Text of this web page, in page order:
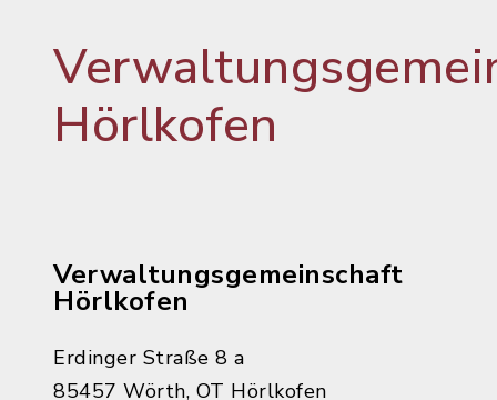
Hörlkofen
Verwaltungsgemeinschaft
Hörlkofen
Erdinger Straße 8 a
85457 Wörth, OT Hörlkofen